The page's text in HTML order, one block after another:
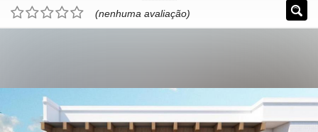
(nenhuma avaliação)